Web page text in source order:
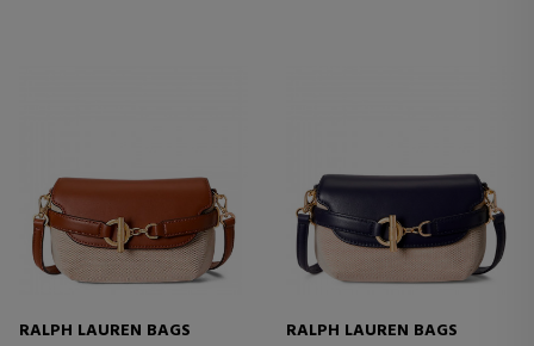
RALPH LAUREN BAGS
RALPH LAUREN BAGS